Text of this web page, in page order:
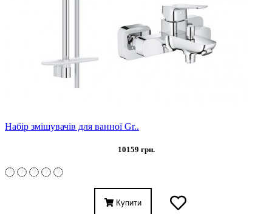
Набір змішувачів для ванної Gr..
10159 грн.
Купити